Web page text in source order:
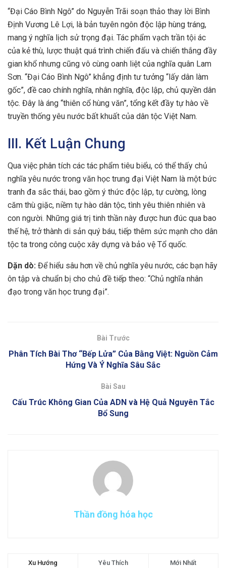
“Đại Cáo Bình Ngô” do Nguyễn Trãi soạn thảo thay lời Bình
Định Vương Lê Lợi, là bản tuyên ngôn độc lập hùng tráng,
mang ý nghĩa lịch sử trọng đại. Tác phẩm vạch trần tội ác
của kẻ thù, lược thuật quá trình chiến đấu và chiến thắng đầy
gian khổ nhưng cũng vô cùng oanh liệt của nghĩa quân Lam
Sơn. “Đại Cáo Bình Ngô” khẳng định tư tưởng “lấy dân làm
gốc”, đề cao chính nghĩa, nhân nghĩa, độc lập, chủ quyền dân
tộc. Đây là áng “thiên cổ hùng văn”, tổng kết đầy tự hào về
truyền thống yêu nước bất khuất của dân tộc Việt Nam.
III. Kết Luận Chung
Qua việc phân tích các tác phẩm tiêu biểu, có thể thấy chủ
nghĩa yêu nước trong văn học trung đại Việt Nam là một bức
tranh đa sắc thái, bao gồm ý thức độc lập, tự cường, lòng
căm thù giặc, niềm tự hào dân tộc, tình yêu thiên nhiên và
con người. Những giá trị tinh thần này được hun đúc qua bao
thế hệ, trở thành di sản quý báu, tiếp thêm sức mạnh cho dân
tộc ta trong công cuộc xây dựng và bảo vệ Tổ quốc.
Dặn dò: Để hiểu sâu hơn về chủ nghĩa yêu nước, các bạn hãy
ôn tập và chuẩn bị cho chủ đề tiếp theo: “Chủ nghĩa nhân
đạo trong văn học trung đại”.
Bài Trước
Phân Tích Bài Thơ “Bếp Lửa” Của Bằng Việt: Nguồn Cảm
Hứng Và Ý Nghĩa Sâu Sắc
Bài Sau
Cấu Trúc Không Gian Của ADN và Hệ Quả Nguyên Tắc
Bổ Sung
Thần đồng hóa học
Xu Hướng Yêu Thích Mới Nhất